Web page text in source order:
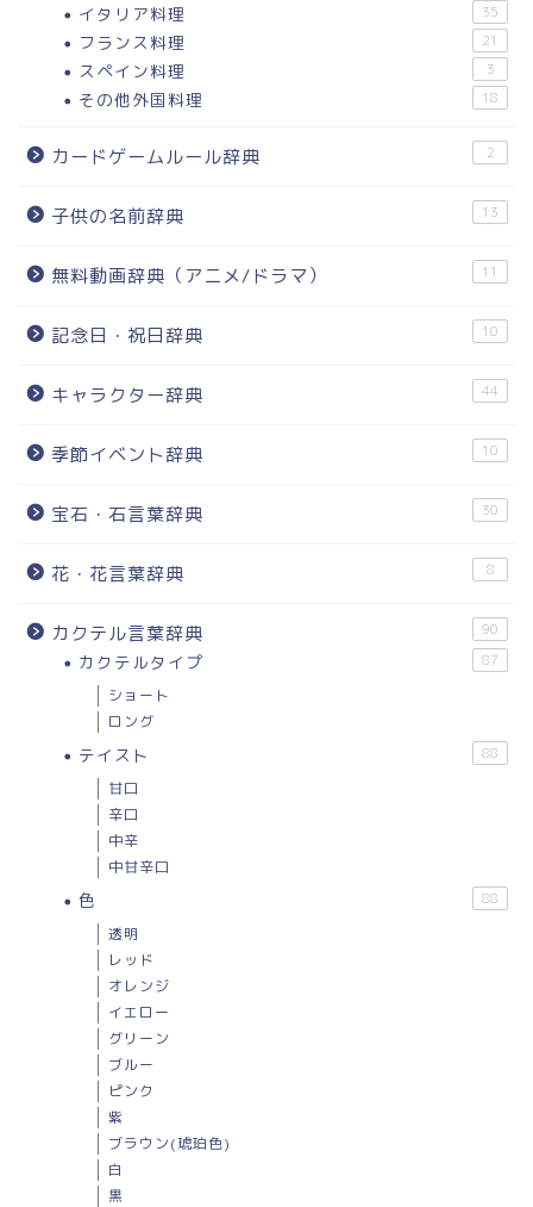
イタリア料理 35
フランス料理 21
スペイン料理 3
その他外国料理 18
カードゲームルール辞典 2
子供の名前辞典 13
無料動画辞典（アニメ/ドラマ） 11
記念日・祝日辞典 10
キャラクター辞典 44
季節イベント辞典 10
宝石・石言葉辞典 30
花・花言葉辞典 8
カクテル言葉辞典 90
カクテルタイプ 87
ショート
ロング
テイスト 88
甘口
辛口
中辛
中甘辛口
色 88
透明
レッド
オレンジ
イエロー
グリーン
ブルー
ピンク
紫
ブラウン(琥珀色)
白
黒